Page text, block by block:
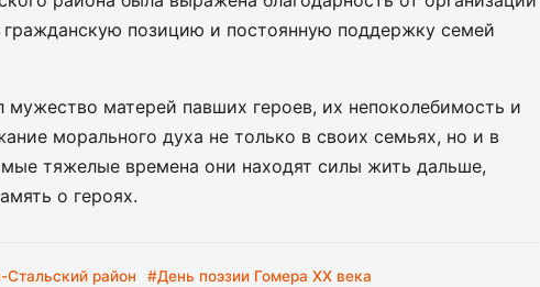
позицию и постоянную поддержку семей
мужество матерей павших героев, их непоколебимость и
морального духа не только в своих семьях, но и в
тяжелые времена они находят силы жить дальше,
о героях.
район #День поэзии Гомера XX века